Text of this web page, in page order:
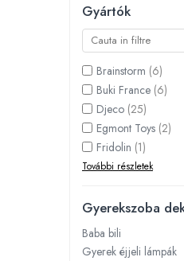
Gyerekkonyhák
Gyerek munkapadok
Varázs fúrógép
Gyerek Halloween jelmezek
Gyártók
Brainstorm (6)
Buki France (6)
Djeco (25)
Egmont Toys (2)
Fridolin (1)
További részletek
Gyerekszoba
Baba bili
Gyerek éjjeli lámpák